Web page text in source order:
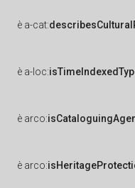
è a-cat:
è a-loc:
è arco:
è arco: